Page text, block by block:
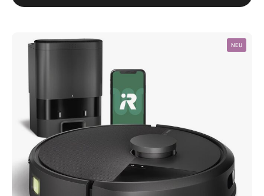
NEU